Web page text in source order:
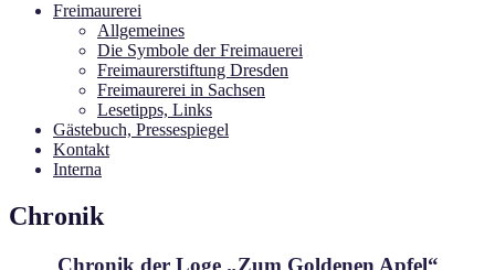
Freimaurerei
Allgemeines
Die Symbole der Freimauerei
Freimaurerstiftung Dresden
Freimaurerei in Sachsen
Lesetipps, Links
Gästebuch, Pressespiegel
Kontakt
Interna
Chronik
Chronik der Loge „Zum Goldenen Apfel“